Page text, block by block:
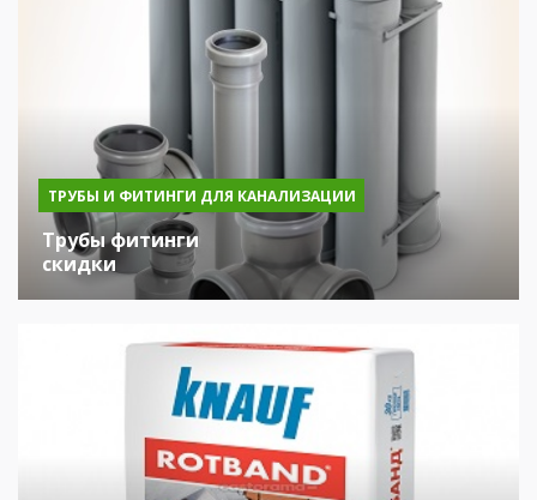
ТРУБЫ И ФИТИНГИ ДЛЯ КАНАЛИЗАЦИИ
Трубы фитинги
скидки